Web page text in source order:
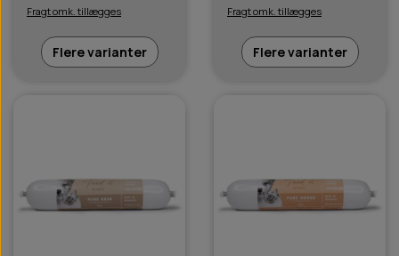
Fragt omk. tillægges
Flere varianter
Fragt omk. tillægges
Flere varianter